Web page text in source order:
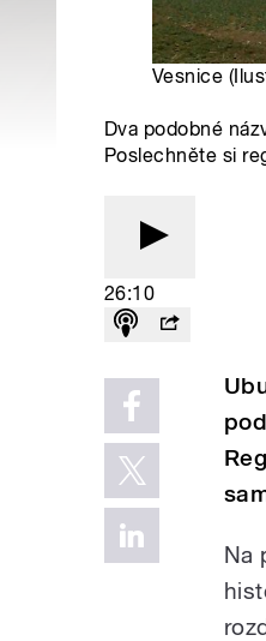
Vesnice
Dva podobné
Poslechněte si
26:10
Na